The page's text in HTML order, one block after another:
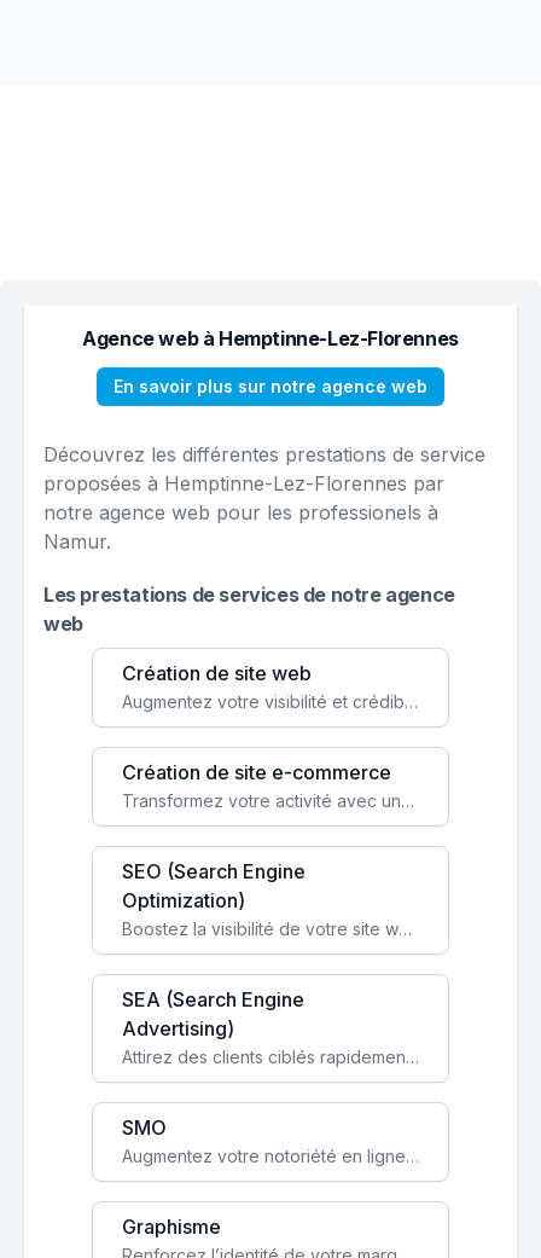
Agence web à Hemptinne-Lez-Florennes
En savoir plus sur notre agence web
Découvrez les différentes prestations de service
proposées à Hemptinne-Lez-Florennes par
notre agence web pour les professionels à
Namur.
Les prestations de services de notre agence
web
Création de site web
Augmentez votre visibilité et crédibilité en ligne avec un site web performant, conçu pour attirer plus de clients.
Création de site e-commerce
Transformez votre activité avec une boutique en ligne, accessible à l'échelle mondiale 24/7.
SEO (Search Engine
Optimization)
Boostez la visibilité de votre site web sur Google et attirez du trafic qualifié grâce à nos stratégies SEO.
SEA (Search Engine
Advertising)
Attirez des clients ciblés rapidement avec des campagnes publicitaires payantes optimisées pour vos objectifs.
SMO
Augmentez votre notoriété en ligne et stimulez la croissance de votre entreprise grâce à une stratégie sociale sur mesure.
Graphisme